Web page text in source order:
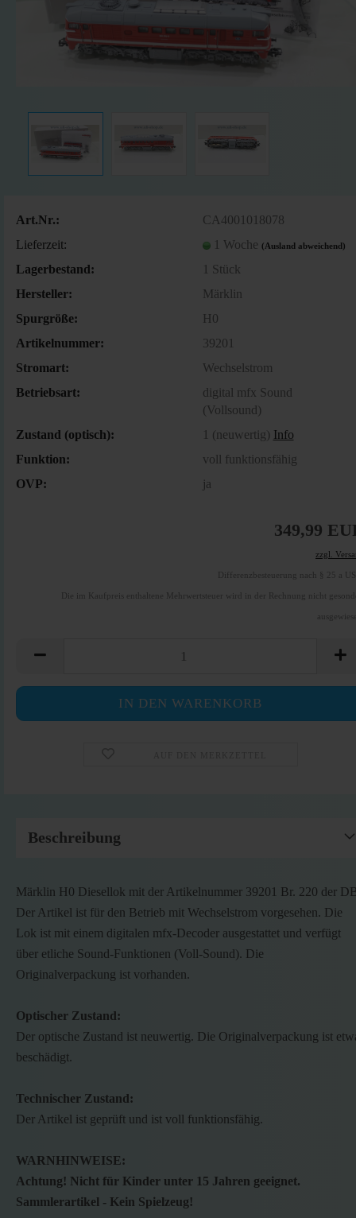
Art.Nr.:
CA4001018078
Lieferzeit:
1 Woche (Ausland abweichend)
Lagerbestand: 1 Stück
Hersteller:
Märklin
Spurgröße:
H0
Artikelnummer:
39201
Stromart:
Wechselstrom
Betriebsart:
digital mfx Sound
(Vollsound)
Zustand (optisch):
1 (neuwertig) Info
Funktion:
voll funktionsfähig
OVP:
ja
349,99
zzgl.
Differenzbesteuerung nach § 25 a
Die im Kaufpreis enthaltene Mehrwertsteuer wird in der Rechnung nicht
Beschreibung
Märklin H0 Diesellok mit der Artikelnummer 39201 Br. 220 der
Der Artikel ist für den Betrieb mit Wechselstrom vorgesehen. Die
Lok ist mit einem digitalen mfx-Decoder ausgestattet und verfügt
über etliche Sound-Funktionen (Voll-Sound). Die
Originalverpackung ist vorhanden.
Optischer Zustand:
Der optische Zustand ist neuwertig. Die Originalverpackung ist
beschädigt.
Technischer Zustand:
Der Artikel ist geprüft und ist voll funktionsfähig.
WARNHINWEISE:
Achtung! Nicht für Kinder unter 15 Jahren geeignet.
Sammlerartikel - Kein Spielzeug!